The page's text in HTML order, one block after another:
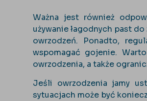
Ważna jest również
używanie łagodnych past
owrzodzeń. Ponadto,
wspomagać gojenie.
owrzodzenia, a także
Jeśli owrzodzenia jamy
sytuacjach może być